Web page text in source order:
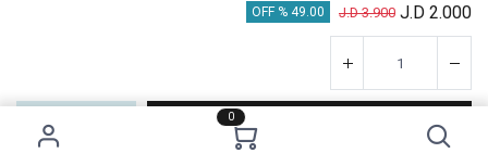
0
2.000
3.900
J.D
49.00 % OFF
إضافة إلى عربة التسوق اشترِ الآن